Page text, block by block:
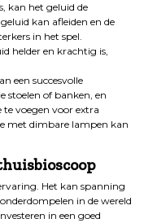
kan het geluid de
kan afleiden en de
in het spel.
helder en krachtig is,
een succesvolle
stoelen of banken, en
te voegen voor extra
met dimbare lampen kan
Het kan spanning
in de wereld
in een goed